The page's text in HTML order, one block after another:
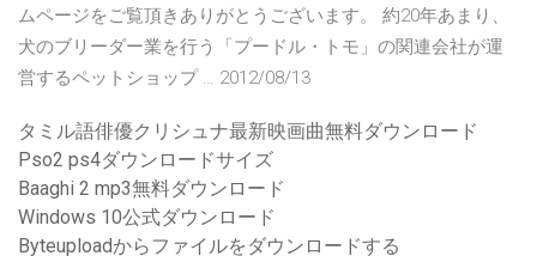
ムページをご覧頂きありがとうございます。 約20年あまり、
犬のブリーダー業を行う「プードル・トモ」の関連会社が運
営するペットショップ … 2012/08/13
タミル語俳優クリシュナ最新映画曲無料ダウンロード
Pso2 ps4ダウンロードサイズ
Baaghi 2 mp3無料ダウンロード
Windows 10公式ダウンロード
Byteuploadからファイルをダウンロードする